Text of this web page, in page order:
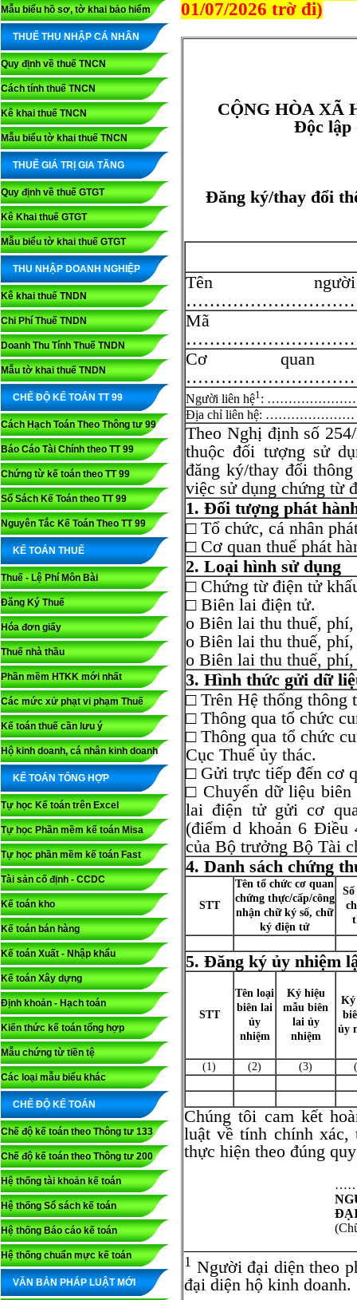
Mẫu biểu hồ sơ, tờ khai bảo hiểm
THUẾ THU NHẬP CÁ NHÂN
Quy định về thuế TNCN
Cách tính thuế TNCN
Kê khai thuế TNCN
Mẫu biểu tờ khai thuế TNCN
THUẾ GIÁ TRỊ GIA TĂNG
Quy định về thuế GTGT
Kê Khai thuế GTGT
Mẫu biểu tờ khai thuế GTGT
THU NHẬP DOANH NGHIỆP
Kê khai thuế TNDN
Chi Phí Thuế TNDN
Doanh Thu Tính Thuế TNDN
Mẫu tờ khai thuế TNDN
CHẾ ĐỘ KẾ TOÁN TT 99
Cách Hạch Toán Theo Thông tư 99
Báo Cáo Tài Chính theo TT 99
Chứng từ kế toán theo TT 99
Sổ Sách Kế Toán theo TT 99
Nguyên Tắc Kế Toán Theo TT 99
KẾ TOÁN THUẾ
Thuế - Lệ Phí Môn Bài
Đăng Ký Thuế
Hóa đơn giấy
Thuế nhà thầu
Phần mềm HTKK mới nhất
Các mức xử phạt vi phạm Thuế
Kế toán thuế cần lưu ý
Hộ kinh doanh, cá nhân kinh doanh
KẾ TOÁN TỔNG HỢP
Tự học Kế toán trên Excel
Tự học Phần mềm kế toán Misa
Tự học phần mềm kế toán Fast
Tài sản cố định - CCDC
Kế toán kho
Kế toán bán hàng
Kế toán Xuất - Nhập khẩu
Kế toán Xây dựng
Định khoản - Hạch toán
Kiến thức kế toán tổng hợp
Mẫu chứng từ tiền tệ
Các loại mẫu biểu khác
CHẾ ĐỘ KẾ TOÁN
Chế độ kế toán theo Thông tư 133
Chế độ kế toán theo Thông tư 200
Hệ thống tài khoản kế toán
Hệ thống Sổ sách kế toán
Hệ thống Báo cáo kế toán
Hệ thống chuẩn mực kế toán
VĂN BẢN PHÁP LUẬT MỚI
01/07/2026 trờ đi)
CỘNG HÒA XÃ
Độc lập
Đăng ký/thay đổi
Tên
Mã
Cơ
Người liên hệ1: …………………
Địa chỉ liên hệ: …………………
Theo Nghị định số
thuộc đối tượng sử
đăng ký/thay đổi
việc sử dụng chứng từ
1. Đối tượng phát
□ Tổ chức, cá nhân
□ Cơ quan thuế phát
2. Loại hình sử dụng
□ Chứng từ điện tử
□ Biên lai điện tử.
o Biên lai thu thuế,
o Biên lai thu thuế,
o Biên lai thu thuế,
3. Hình thức gửi dữ
□ Trên Hệ thống thông
□ Thông qua tổ chức
□ Thông qua tổ chức
Cục Thuế ủy thác.
□ Gửi trực tiếp đến cơ
□ Chuyển dữ liệu
lai điện tử gửi cơ
(điểm d khoản 6 Điều
của Bộ trưởng Bộ Tài
4. Danh sách chứng
STT
Tên tổ chức cơ quan
chứng thực/cấp/công
nhận chữ ký số, chữ
ký điện tử
5. Đăng ký ủy nhiệm
STT
Tên loại
biên lai
ủy
nhiệm
Ký hiệu
mẫu biên
lai ủy
nhiệm
Ký
ủy
(1) (2) (3)
Chúng tôi cam kết
luật về tính chính xác,
thực hiện theo đúng
ĐẠI
1 Người đại diện theo
đại diện hộ kinh doanh.